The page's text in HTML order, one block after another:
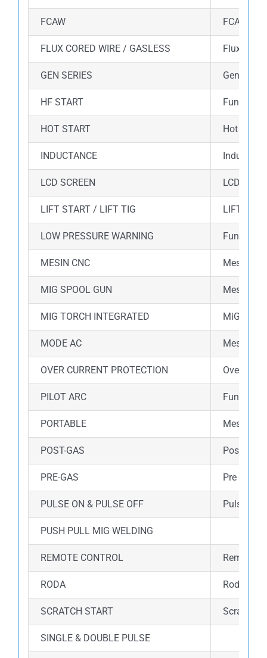
FCAW FCAW
FLUX CORED WIRE / GASLESS Flux
GEN SERIES Gen
HF START Fungsi
HOT START Hot start
INDUCTANCE
LCD SCREEN LCD
LIFT START / LIFT TIG LIFT
LOW PRESSURE WARNING Fungsi
MESIN CNC Mesin ini
MIG SPOOL GUN Mesin ini
MIG TORCH INTEGRATED MiG
MODE AC Mesin ini
OVER CURRENT PROTECTION Over
PILOT ARC Fungsi
PORTABLE Mesin las
POST-GAS Post gas
PRE-GAS Pre gas
PULSE ON & PULSE OFF Pulse
PUSH PULL MIG WELDING
REMOTE CONTROL Remote
RODA Roda
SCRATCH START Scratch
SINGLE & DOUBLE PULSE